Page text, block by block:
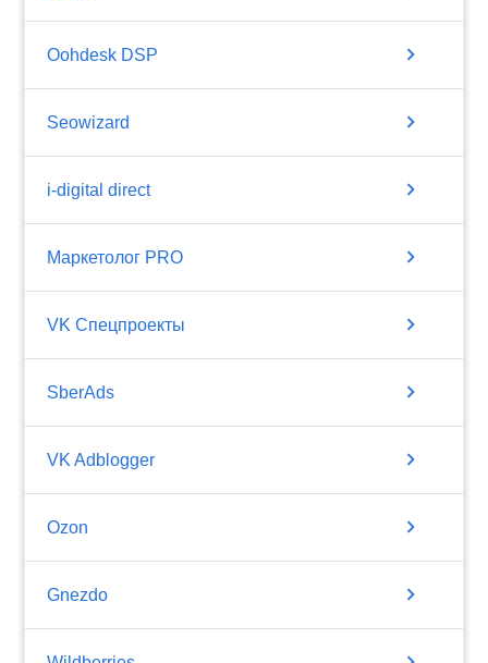
Oohdesk DSP chevron_right
Seowizard chevron_right
i-digital direct chevron_right
Маркетолог PRO chevron_right
VK Спецпроекты chevron_right
SberAds chevron_right
VK Adblogger chevron_right
Ozon chevron_right
Gnezdo chevron_right